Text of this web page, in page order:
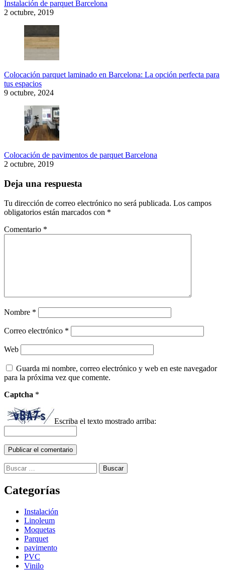
Instalación de parquet Barcelona
2 octubre, 2019
Colocación parquet laminado en Barcelona: La opción perfecta para
tus espacios
9 octubre, 2024
Colocación de pavimentos de parquet Barcelona
2 octubre, 2019
Deja una respuesta
Tu dirección de correo electrónico no será publicada. Los campos
obligatorios están marcados con *
Comentario *
Nombre *
Correo electrónico *
Web
Guarda mi nombre, correo electrónico y web en este navegador
para la próxima vez que comente.
Captcha *
Escriba el texto mostrado arriba:
Buscar:
Categorías
Instalación
Linoleum
Moquetas
Parquet
pavimento
PVC
Vinilo